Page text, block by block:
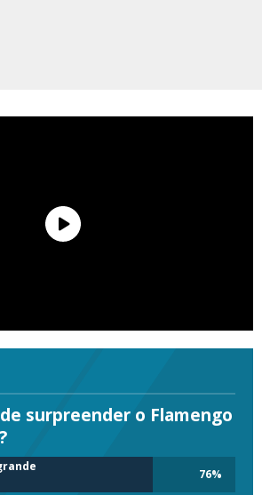
surpreender o Flamengo
76%